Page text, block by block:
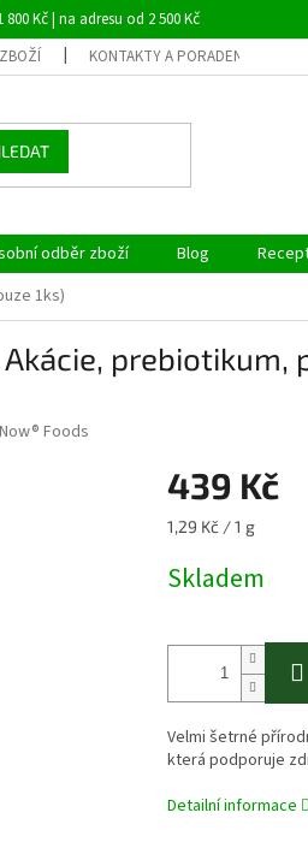
Kč | na adresu od 2 500 Kč
KONTAKTY A PORADENSTVÍ
odběr zboží Blog
1ks)
prebiotikum,
Now® Foods
439 Kč
Měrná
1,29 Kč / 1 g
Skladem
Velmi šetrné
která podporuje
Detailní informace